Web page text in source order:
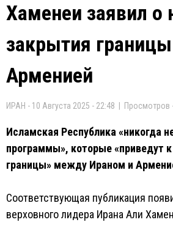
Хаменеи заявил о
закрытия
Арменией
ИРАН - 10 Августа 2025 - 22:48 | Просмотров
Исламская Республика «никогда
программы», которые «приведут
границы» между Ираном и
Соответствующая публикация
верховного лидера Ирана Али